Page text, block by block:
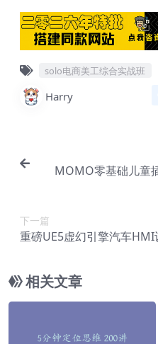
solo电商美工综合实战班
Harry
MOMO零基础儿童
下一篇
重磅UE5虚幻引擎汽车
相关文章